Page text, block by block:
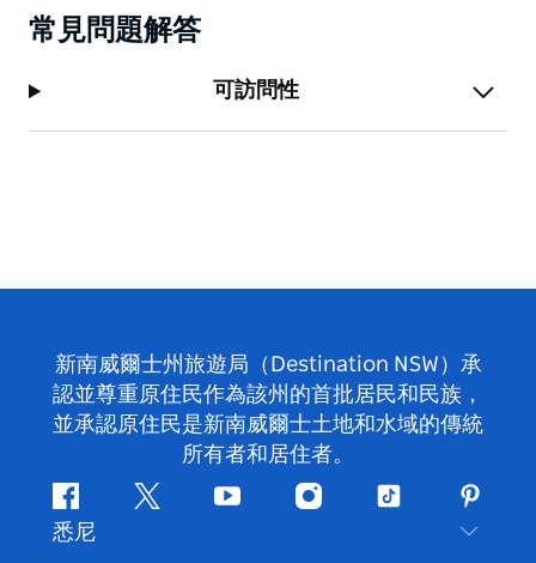
常見問題解答
可訪問性
新南威爾士州旅遊局（Destination NSW）承
認並尊重原住民作為該州的首批居民和民族，
並承認原住民是新南威爾士土地和水域的傳統
所有者和居住者。
Facebook嘰
Youtube Instagram
抖
悉尼